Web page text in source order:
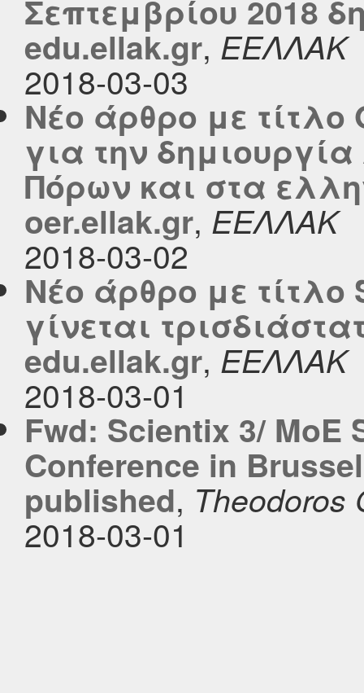
Σεπτεμβρίου 2018
edu.ellak.gr, ΕΕΛΛΑΚ
2018-03-03
Νέο άρθρο με τίτλο
για την
Πόρων και στα
oer.ellak.gr, ΕΕΛΛΑΚ
2018-03-02
Νέο άρθρο με
γίνεται
edu.ellak.gr, ΕΕΛΛΑΚ
2018-03-01
Fwd: Scientix 3/ MoE
Conference in
published, Theodoros
2018-03-01